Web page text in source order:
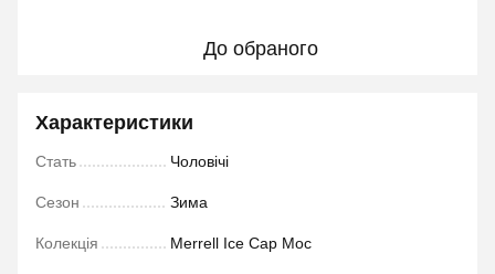
До обраного
Характеристики
Стать Чоловічі
Сезон Зима
Колекція Merrell Ice Cap Moc